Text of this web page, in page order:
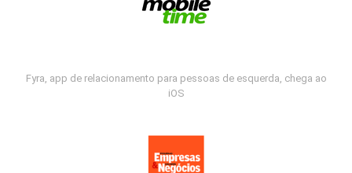
Fyra, app de relacionamento para pessoas de esquerda, chega ao
iOS